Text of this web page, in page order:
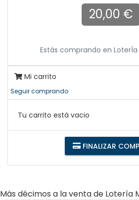
20,00 €
Estás comprando en
Mi carrito
Seguir comprando
Tu carrito está vacio
FINALIZAR
Más décimos a la venta de Lotería